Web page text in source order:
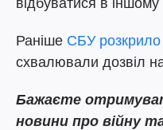
відбуватися в іншому
Раніше СБУ розкрило
схвалювали дозвіл
Бажаєте
новини про війну та